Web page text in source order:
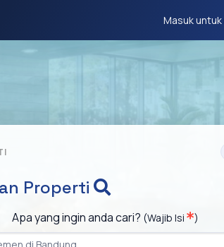
Masuk
Properti
Apa yang ingin anda cari? (Wajib Isi )